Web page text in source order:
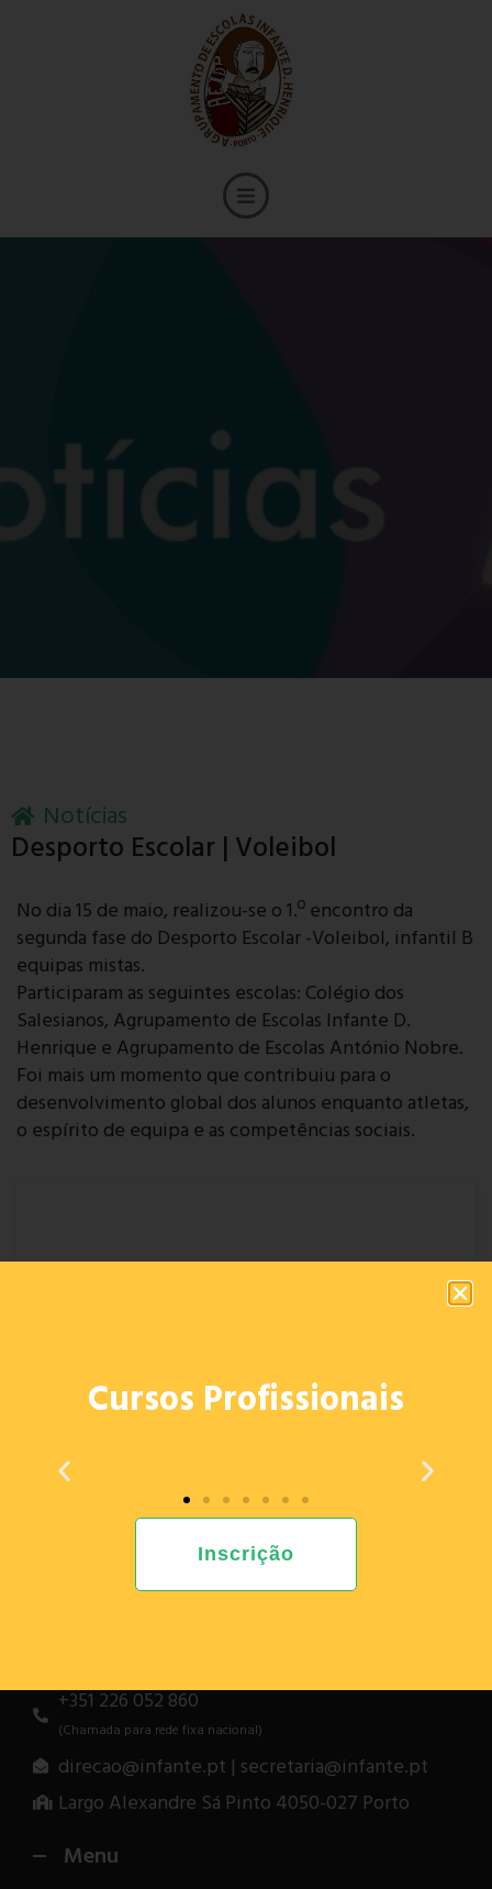
Notícias
Desporto Escolar | Voleibol
No dia 15 de maio, realizou-se o 1.º encontro da
segunda fase do Desporto Escolar -Voleibol, infantil B
equipas mistas.
Participaram as seguintes escolas: Colégio dos
Salesianos, Agrupamento de Escolas Infante D.
Henrique e Agrupamento de Escolas António Nobre.
Foi mais um momento que contribuiu para o
desenvolvimento global dos alunos enquanto atletas,
o espírito de equipa e as competências sociais.
Desporto Escolar | Voleibol
+351 226 052 860
(Chamada para rede fixa nacional)
direcao@infante.pt | secretaria@infante.pt
Largo Alexandre Sá Pinto 4050-027 Porto
Menu
Cursos Profissionais
Inscrição